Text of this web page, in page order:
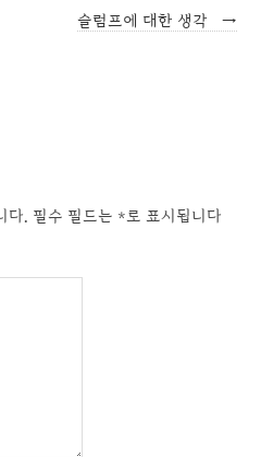
슬럼프에 대한 생각 →
다. 필수 필드는 *로 표시됩니다